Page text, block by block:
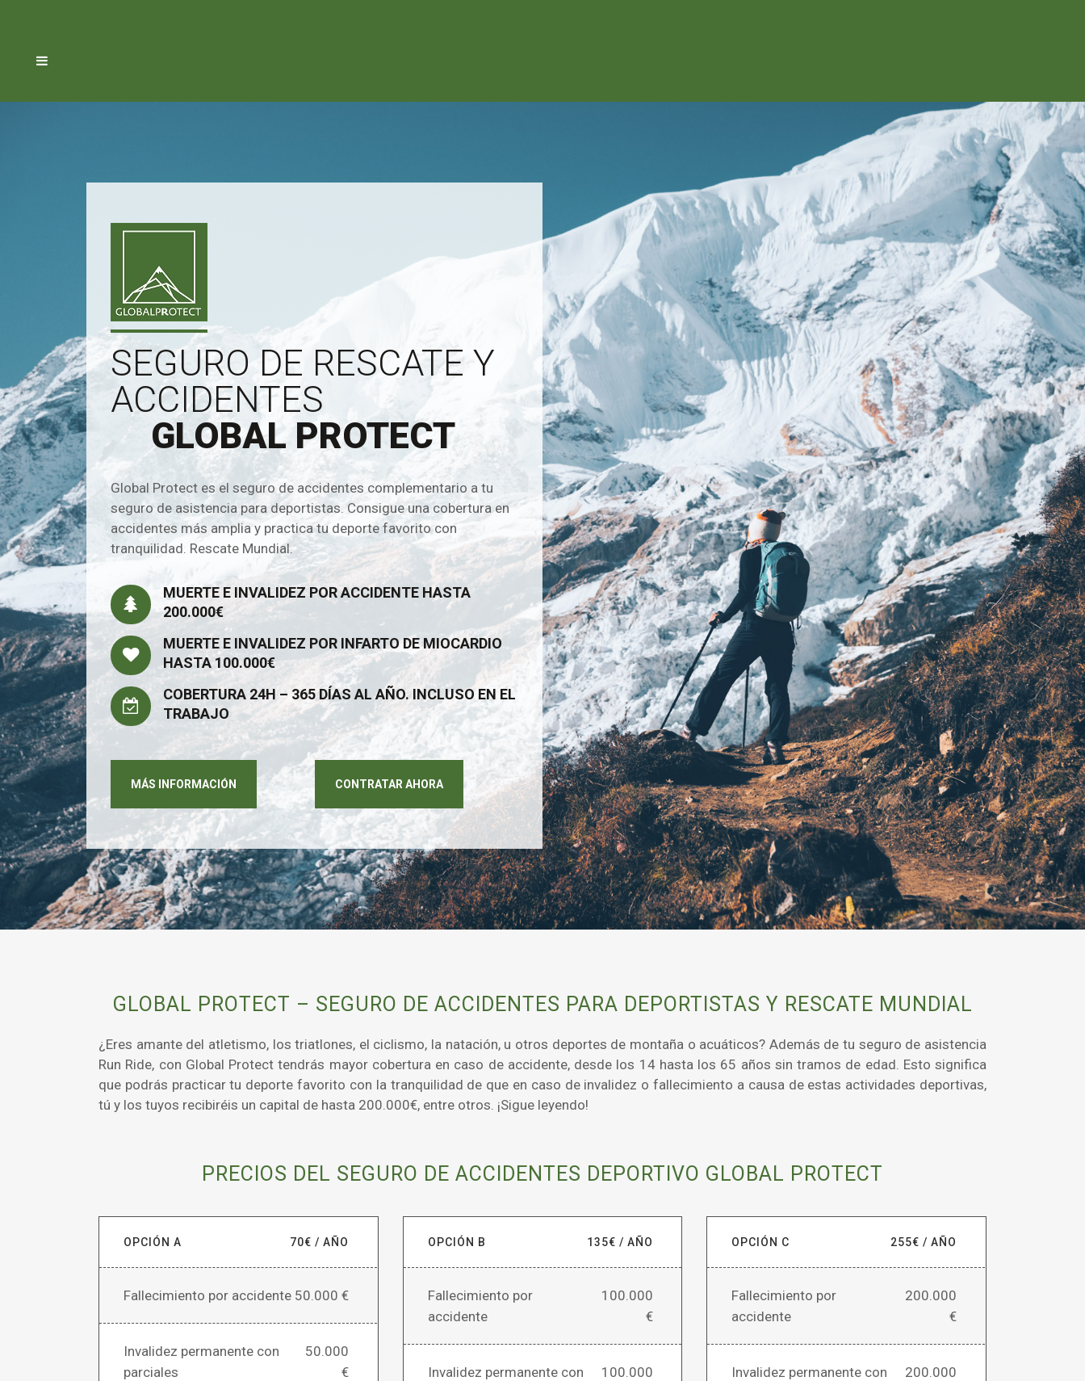
SEGURO DE RESCATE Y
ACCIDENTES
GLOBAL PROTECT
Global Protect es el seguro de accidentes complementario a tu
seguro de asistencia para deportistas. Consigue una cobertura en
accidentes más amplia y practica tu deporte favorito con
tranquilidad. Rescate Mundial.
MUERTE E INVALIDEZ POR ACCIDENTE HASTA
200.000€
MUERTE E INVALIDEZ POR INFARTO DE MIOCARDIO
HASTA 100.000€
COBERTURA 24H – 365 DÍAS AL AÑO. INCLUSO EN EL
TRABAJO
MÁS INFORMACIÓN CONTRATAR AHORA
GLOBAL PROTECT – SEGURO DE ACCIDENTES PARA DEPORTISTAS Y RESCATE MUNDIAL
¿Eres amante del atletismo, los triatlones, el ciclismo, la natación, u otros deportes de montaña o acuáticos? Además de tu seguro de asistencia
Run Ride, con Global Protect tendrás mayor cobertura en caso de accidente, desde los 14 hasta los 65 años sin tramos de edad. Esto significa
que podrás practicar tu deporte favorito con la tranquilidad de que en caso de invalidez o fallecimiento a causa de estas actividades deportivas,
tú y los tuyos recibiréis un capital de hasta 200.000€, entre otros. ¡Sigue leyendo!
PRECIOS DEL SEGURO DE ACCIDENTES DEPORTIVO GLOBAL PROTECT
OPCIÓN A 70€ / AÑO
Fallecimiento por accidente 50.000 €
Invalidez permanente con
parciales
50.000
€
OPCIÓN B 135€ / AÑO
Fallecimiento por
accidente
100.000
€
Invalidez permanente con
100.000
OPCIÓN C 255€ / AÑO
Fallecimiento por
accidente
200.000
€
Invalidez permanente con
200.000